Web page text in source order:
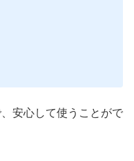
安心して使うことがで